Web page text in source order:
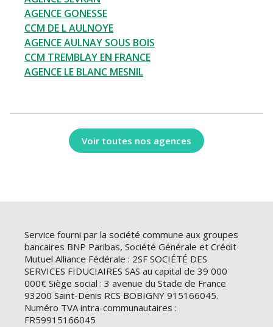
AGENCE GONESSE
CCM DE L AULNOYE
AGENCE AULNAY SOUS BOIS
CCM TREMBLAY EN FRANCE
AGENCE LE BLANC MESNIL
Voir toutes nos agences
Service fourni par la société commune aux groupes
bancaires BNP Paribas, Société Générale et Crédit
Mutuel Alliance Fédérale : 2SF SOCIÉTÉ DES
SERVICES FIDUCIAIRES SAS au capital de 39 000
000€ Siège social : 3 avenue du Stade de France
93200 Saint-Denis RCS BOBIGNY 915166045.
Numéro TVA intra-communautaires :
FR59915166045